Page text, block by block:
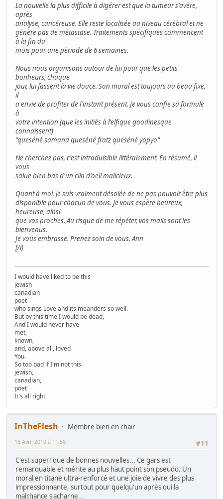
La nouvelle la plus difficile à digérer est que la tumeur s'avère,
après
analyse, cancéreuse. Elle reste localisée au niveau cérébral et ne
génère pas de métastase. Traitements spécifiques commencent
à la fin du
mois pour une période de 6 semaines.
Nous nous organisons autour de lui pour que les petits
bonheurs, chaque
jour, lui fassent la vie douce. Son moral est toujours au beau fixe,
il
a envie de profiter de l'instant présent. Je vous confie sa formule
à
votre intention (que les initiés à l'elfique goodinesque
connaissent)
"queséné samana queséné frotz queséné yopyo"
Ne cherchez pas, c'est intraduisible littéralement. En résumé, il
vous
salue bien bas d'un clin d'oeil malicieux.
Quant à moi, je suis vraiment désolée de ne pas pouvoir être plus
disponible pour chacun de vous. Je vous espère heureux,
heureuse, ainsi
que vos proches. Au risque de me répéter, vos mails sont les
bienvenus.
Je vous embrasse. Prenez soin de vous. Ann
[/i)
I would have liked to be this
jewish
canadian
poet
who sings Love and its meanders so well.
But by this time I would be dead,
And I would never have
met,
known,
and, above all, loved
You.
So too bad if I'm not this
jewish,
canadian,
poet
It's all right.
InTheFlesh
Membre bien en chair
#11
16 Avril 2010 à 11:58
C'est super! que de bonnes nouvelles... Ce gars est
remarquable et mérite au plus haut point son pseudo. Un
moral en titane ultra-renforcé et une joie de vivre des plus
impressionnante, surtout pour quelqu'un après qui la
malchance s'acharne...